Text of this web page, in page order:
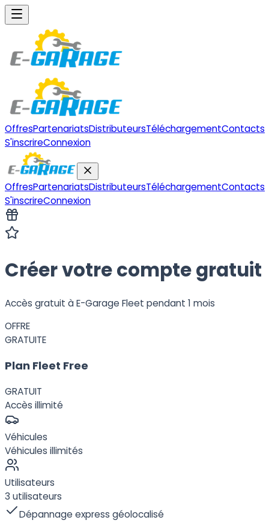
OffresPartenariatsDistributeursTéléchargementContacts
S'inscrireConnexion
OffresPartenariatsDistributeursTéléchargementContacts
S'inscrireConnexion
Créer votre compte gratuit
Accès gratuit à E-Garage Fleet pendant 1 mois
OFFRE
GRATUITE
Plan Fleet Free
GRATUIT
Accès illimité
Véhicules
Véhicules illimités
Utilisateurs
3 utilisateurs
Dépannage express géolocalisé